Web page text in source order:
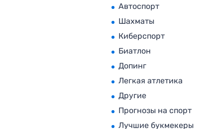
Автоспорт
Шахматы
Киберспорт
Биатлон
Допинг
Легкая атлетика
Другие
Прогнозы на спорт
Лучшие букмекеры